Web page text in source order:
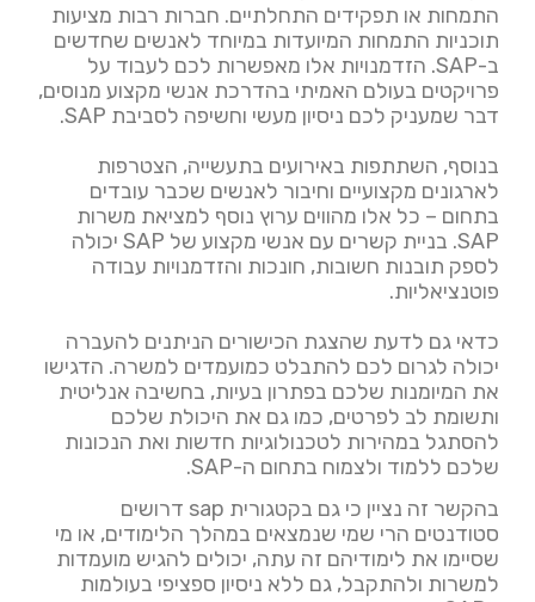
התמחות או תפקידים התחלתיים. חברות רבות מציעות
תוכניות התמחות המיועדות במיוחד לאנשים שחדשים
ב-SAP. הזדמנויות אלו מאפשרות לכם לעבוד על
פרויקטים בעולם האמיתי בהדרכת אנשי מקצוע מנוסים,
דבר שמעניק לכם ניסיון מעשי וחשיפה לסביבת SAP.
בנוסף, השתתפות באירועים בתעשייה, הצטרפות
לארגונים מקצועיים וחיבור לאנשים שכבר עובדים
בתחום – כל אלו מהווים ערוץ נוסף למציאת משרות
SAP. בניית קשרים עם אנשי מקצוע של SAP יכולה
לספק תובנות חשובות, חונכות והזדמנויות עבודה
פוטנציאליות.
כדאי גם לדעת שהצגת הכישורים הניתנים להעברה
יכולה לגרום לכם להתבלט כמועמדים למשרה. הדגישו
את המיומנות שלכם בפתרון בעיות, בחשיבה אנליטית
ותשומת לב לפרטים, כמו גם את היכולת שלכם
להסתגל במהירות לטכנולוגיות חדשות ואת הנכונות
שלכם ללמוד ולצמוח בתחום ה-SAP.
בהקשר זה נציין כי גם בקטגורית sap דרושים
סטודנטים הרי שמי שנמצאים במהלך הלימודים, או מי
שסיימו את לימודיהם זה עתה, יכולים להגיש מועמדות
למשרות ולהתקבל, גם ללא ניסיון ספציפי בעולמות